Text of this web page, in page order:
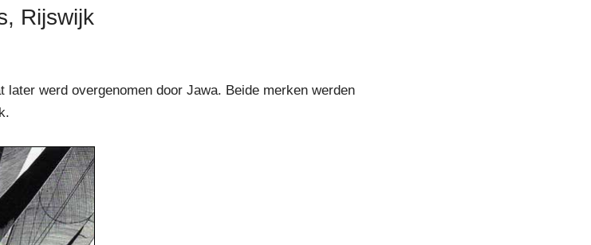
Rijswijk
werd overgenomen door Jawa. Beide merken werden